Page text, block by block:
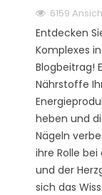
6159
Entdecken
Komplexes
Blogbeitrag!
Nährstoffe
heben und
Nägeln
ihre Rolle
und der
sich das